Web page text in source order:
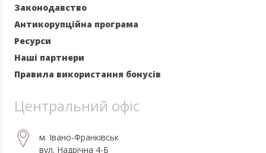
Законодавство
Антикорупційна програма
Ресурси
Наші партнери
Правила використання бонусів
Центральний офіс
м. Івано-Франківськ
вул. Надрічна 4-Б